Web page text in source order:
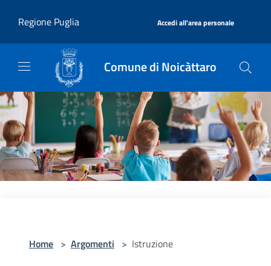
Regione Puglia
Accedi all'area personale
Comune di Noicàttaro
Home > Argomenti > Istruzione